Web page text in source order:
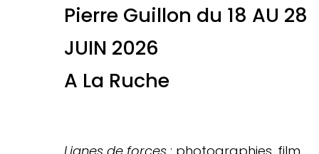
Pierre Guillon du 18 AU 28
JUIN 2026
A La Ruche